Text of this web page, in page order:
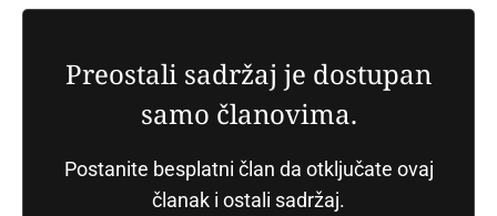
Preostali sadržaj je dostupan
samo članovima.
Postanite besplatni član da otključate ovaj
članak i ostali sadržaj.